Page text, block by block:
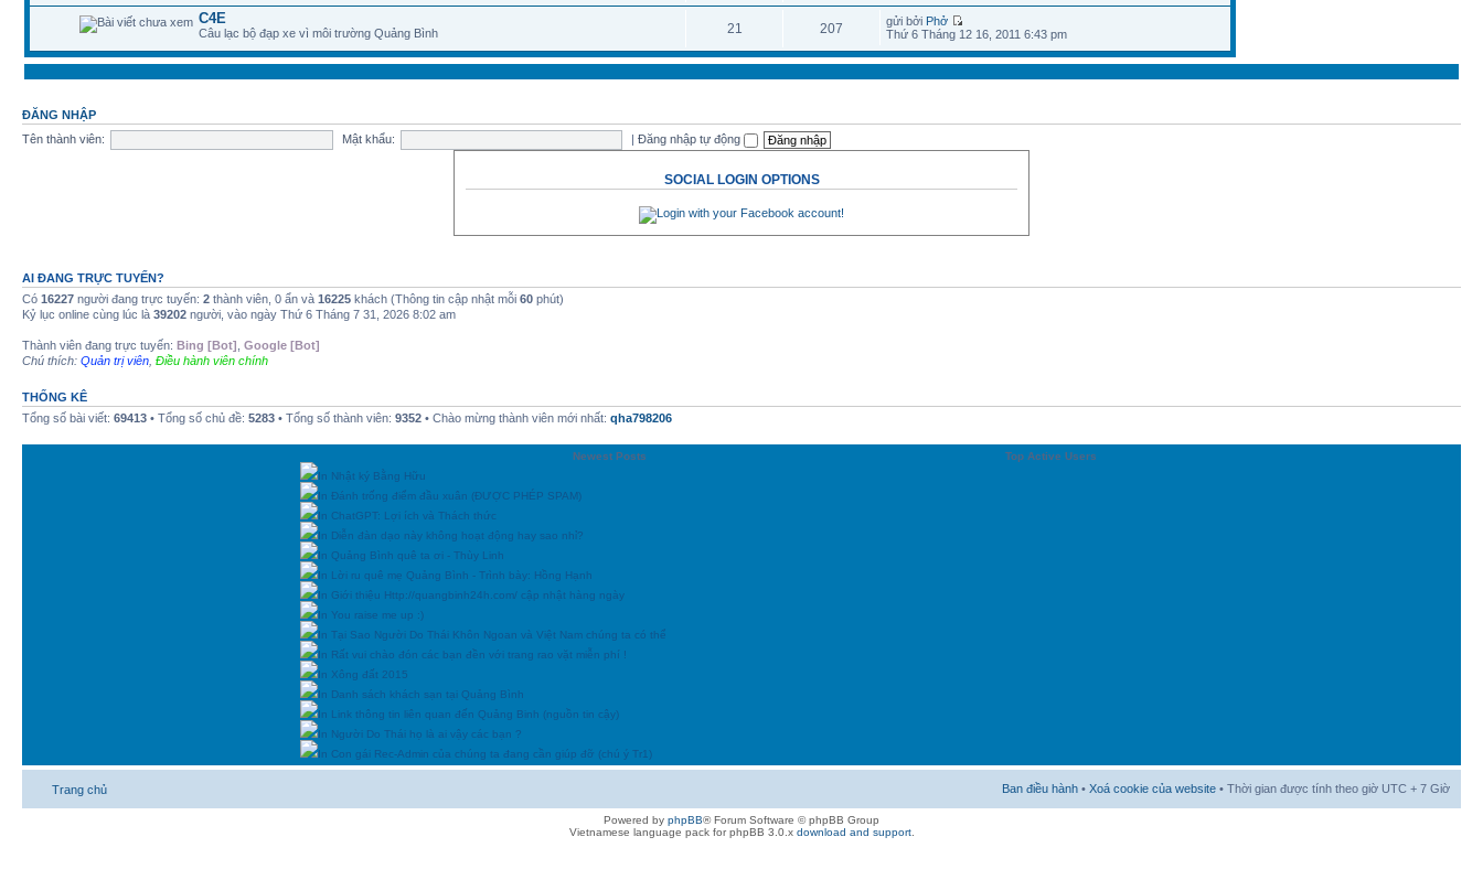
C4E
Câu lạc bộ đạp xe vì môi trường Quảng Bình 21 207 gửi bởi Phở
Thứ 6 Tháng 12 16, 2011 6:43 pm
ĐĂNG NHẬP
Tên thành viên:
Mật khẩu: |Đăng nhập tự động
SOCIAL LOGIN OPTIONS
AI ĐANG TRỰC TUYẾN?
Có 16227 người đang trực tuyến: 2 thành viên, 0 ẩn và 16225 khách (Thông tin cập nhật mỗi 60 phút)
Kỷ lục online cùng lúc là 39202 người, vào ngày Thứ 6 Tháng 7 31, 2026 8:02 am
Thành viên đang trực tuyến: Bing [Bot] Google [Bot]
Chú thích: Quản trị viên Điều hành viên chính
THỐNG KÊ
Tổng số bài viết: 69413 • Tổng số chủ đề: 5283 • Tổng số thành viên: 9352 • Chào mừng thành viên mới nhất: qha798206
Newest Posts
Top Active Users
In Nhật ký Bằng Hữu
In Đánh trống điểm đầu xuân (ĐƯỢC PHÉP SPAM)
In ChatGPT: Lợi ích và Thách thức
In Diễn đàn dạo này không hoạt động hay sao nhỉ?
In Quảng Bình quê ta ơi - Thùy Linh
In Lời ru quê mẹ Quảng Bình - Trình bày: Hồng Hạnh
In Giới thiệu Http://quangbinh24h.com/ cập nhật hàng ngày
In You raise me up :)
In Tại Sao Người Do Thái Khôn Ngoan và Việt Nam chúng ta có thể
In Rất vui chào đón các bạn đền với trang rao vặt miễn phí !
In Xông đất 2015
In Danh sách khách sạn tại Quảng Bình
In Link thông tin liên quan đến Quảng Binh (nguồn tin cậy)
In Người Do Thái họ là ai vậy các bạn ?
In Con gái Rec-Admin của chúng ta đang cần giúp đỡ (chú ý Tr1)
Trang chủ Ban điều hành • Xoá cookie của website • Thời gian được tính theo giờ UTC + 7 Giờ
Powered by phpBB® Forum Software © phpBB Group
Vietnamese language pack for phpBB 3.0.x download and support.